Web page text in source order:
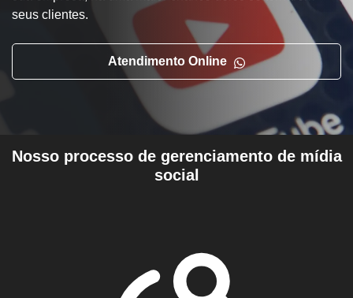
seus clientes.
Atendimento Online
Nosso processo de gerenciamento de mídia
social
Tipo do Projeto
Criação de Site
Google ADS
Criação de Loja Virtual
Marketing Digital